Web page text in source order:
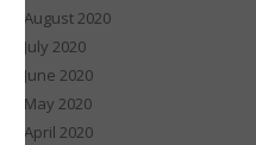
August 2020
July 2020
June 2020
May 2020
April 2020